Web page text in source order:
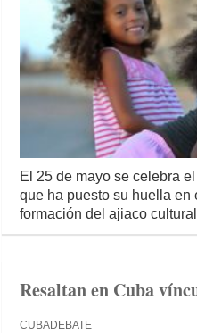
El 25 de mayo se celebra
que ha puesto su huella en
formación del ajiaco
Resaltan en Cuba
CUBADEBATE